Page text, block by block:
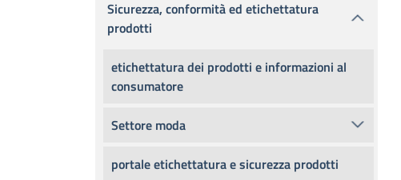
Sicurezza, conformità ed etichettatura
prodotti
etichettatura dei prodotti e informazioni al
consumatore
Settore moda
portale etichettatura e sicurezza prodotti